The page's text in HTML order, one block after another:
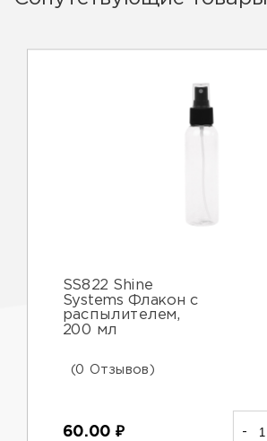
SS822 Shine
Systems Флакон с
распылителем,
200 мл
(0 Отзывов)
60.00 ₽ -